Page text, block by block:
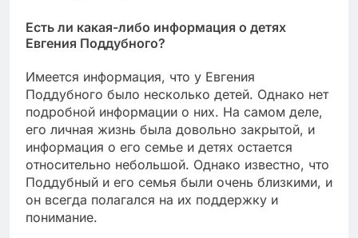
Есть ли какая-либо информация о детях
Евгения Поддубного?
Имеется информация, что у Евгения
Поддубного было несколько детей. Однако нет
подробной информации о них. На самом деле,
его личная жизнь была довольно закрытой, и
информация о его семье и детях остается
относительно небольшой. Однако известно, что
Поддубный и его семья были очень близкими, и
он всегда полагался на их поддержку и
понимание.